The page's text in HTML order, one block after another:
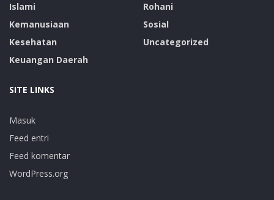
Islami
Kemanusiaan
Kesehatan
Keuangan Daerah
Rohani
Sosial
Uncategorized
SITE LINKS
Masuk
Feed entri
Feed komentar
WordPress.org